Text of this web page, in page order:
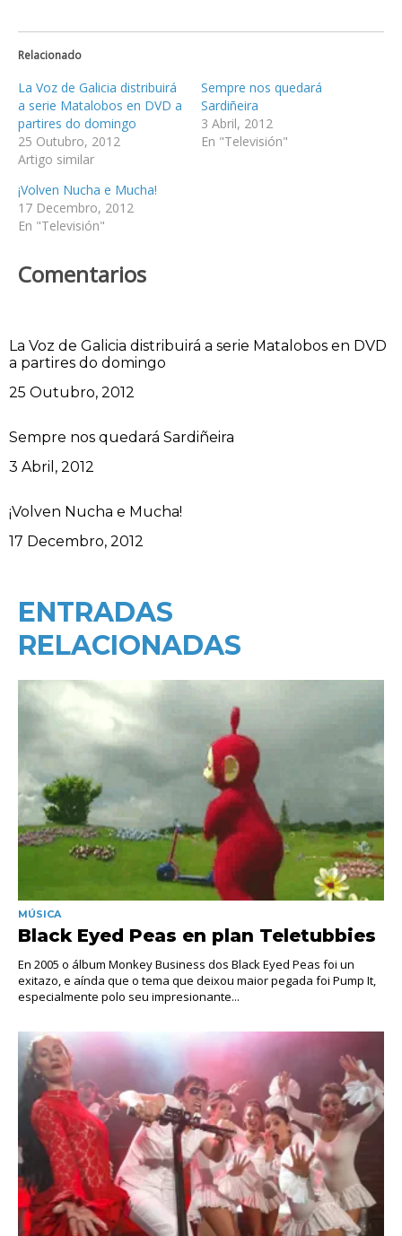
Relacionado
La Voz de Galicia distribuirá
a serie Matalobos en DVD a
partires do domingo
25 Outubro, 2012
Artigo similar
Sempre nos quedará
Sardiñeira
3 Abril, 2012
En "Televisión"
¡Volven Nucha e Mucha!
17 Decembro, 2012
En "Televisión"
Comentarios
La Voz de Galicia distribuirá a serie Matalobos en DVD
a partires do domingo
Data
25 Outubro, 2012
Sempre nos quedará Sardiñeira
Data
3 Abril, 2012
¡Volven Nucha e Mucha!
Data
17 Decembro, 2012
ENTRADAS
RELACIONADAS
MÚSICA
Black Eyed Peas en plan Teletubbies
En 2005 o álbum Monkey Business dos Black Eyed Peas foi un
exitazo, e aínda que o tema que deixou maior pegada foi Pump It,
especialmente polo seu impresionante...